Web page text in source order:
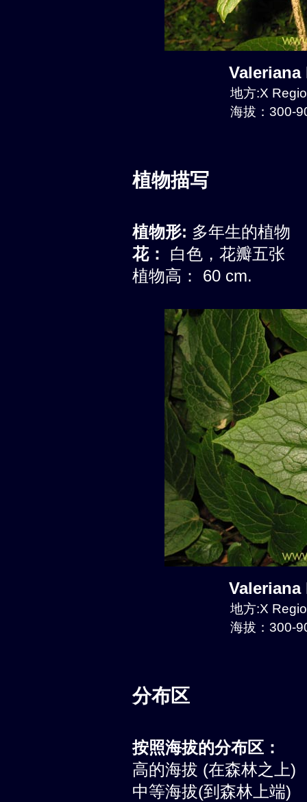
地方:X
海拔：300-
植物描写
植物形: 多年生的植物
花： 白色，花瓣五张
植物高： 60 cm.
地方:X
海拔：300-
分布区
按照海拔的分布区：
高的海拔 (在森林之上)
中等海拔(到森林上端)